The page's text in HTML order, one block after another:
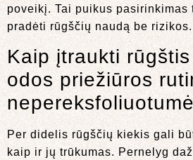
poveikį. Tai puikus pasirinkimas
pradėti rūgščių naudą be rizikos.
Kaip įtraukti
odos priežiūros
Per didelis rūgščių kiekis gali
kaip ir jų trūkumas. Pernelyg